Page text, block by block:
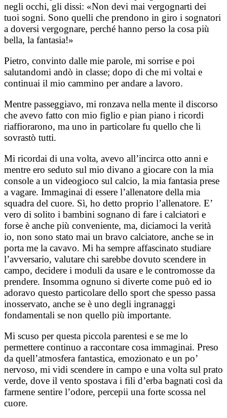
negli occhi, gli dissi: «Non devi mai vergognarti dei
tuoi sogni. Sono quelli che prendono in giro i sognatori
a doversi vergognare, perché hanno perso la cosa più
bella, la fantasia!»
Pietro, convinto dalle mie parole, mi sorrise e poi
salutandomi andò in classe; dopo di che mi voltai e
continuai il mio cammino per andare a lavoro.
Mentre passeggiavo, mi ronzava nella mente il discorso
che avevo fatto con mio figlio e pian piano i ricordi
riaffiorarono, ma uno in particolare fu quello che li
sovrastò tutti.
Mi ricordai di una volta, avevo all’incirca otto anni e
mentre ero seduto sul mio divano a giocare con la mia
console a un videogioco sul calcio, la mia fantasia prese
a vagare. Immaginai di essere l’allenatore della mia
squadra del cuore. Sì, ho detto proprio l’allenatore. E’
vero di solito i bambini sognano di fare i calciatori e
forse è anche più conveniente, ma, diciamoci la verità
io, non sono stato mai un bravo calciatore, anche se in
porta me la cavavo. Mi ha sempre affascinato studiare
l’avversario, valutare chi sarebbe dovuto scendere in
campo, decidere i moduli da usare e le contromosse da
prendere. Insomma ognuno si diverte come può ed io
adoravo questo particolare dello sport che spesso passa
inosservato, anche se è uno degli ingranaggi
fondamentali se non quello più importante.
Mi scuso per questa piccola parentesi e se me lo
permettere continuo a raccontare cosa immaginai. Preso
da quell’atmosfera fantastica, emozionato e un po’
nervoso, mi vidi scendere in campo e una volta sul prato
verde, dove il vento spostava i fili d’erba bagnati così da
farmene sentire l’odore, percepii una forte scossa nel
cuore.